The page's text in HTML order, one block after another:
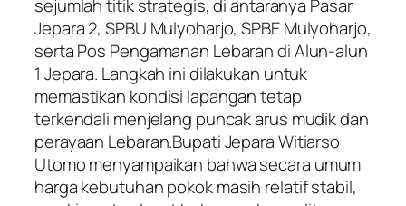
sejumlah titik strategis, di antaranya Pasar
Jepara 2, SPBU Mulyoharjo, SPBE Mulyoharjo,
serta Pos Pengamanan Lebaran di Alun-alun
1 Jepara. Langkah ini dilakukan untuk
memastikan kondisi lapangan tetap
terkendali menjelang puncak arus mudik dan
perayaan Lebaran.Bupati Jepara Witiarso
Utomo menyampaikan bahwa secara umum
harga kebutuhan pokok masih relatif stabil,